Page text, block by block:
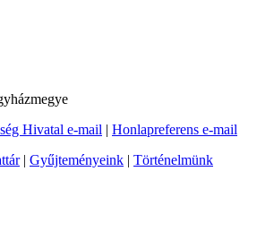
Hivatal e-mail | Honlapreferens e-mail
| Gyűjteményeink | Történelmünk